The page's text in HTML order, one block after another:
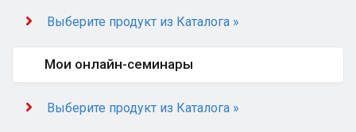
Выберите продукт из Каталога »
Мои онлайн-семинары
Выберите продукт из Каталога »